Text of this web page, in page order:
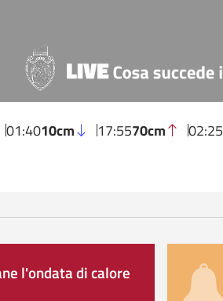
01:4010cm 17:5570cm 02:25
l'ondata di calore